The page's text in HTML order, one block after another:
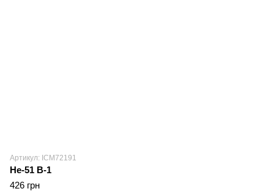
Артикул: ICM72191
Не-51 В-1
426 грн